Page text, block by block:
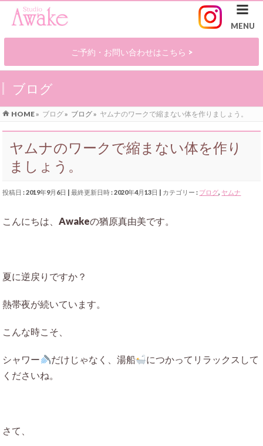
ご予約・お問い合わせはこちら >
ブログ
HOME» ブログ» ブログ» ヤムナのワークで縮まない体を作りましょう。
ヤムナのワークで縮まない体を作り
ましょう。
投稿日 : 2019年9月6日 最終更新日時 : 2020年4月13日 カテゴリー : ブログ, ヤムナ
こんにちは、Awakeの猶原真由美です。
夏に逆戻りですか？
熱帯夜が続いています。
こんな時こそ、
シャワー だけじゃなく、湯船
につかってリラックスして
くださいね。
さて、